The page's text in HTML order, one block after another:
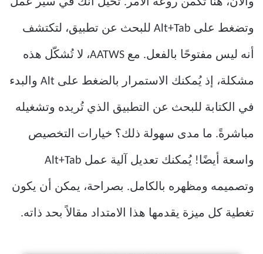
وتضغط على Alt+Tab للبحث عن تطبيق، لتكتشف
أنه ليس مفتوحًا بالفعل. مع AATWS، لا تُشكّل هذه
مشكلة، إذ يُمكنك الاستمرار بالضغط على Alt والبدء
في الكتابة للبحث عن التطبيق الذي تُريده وتشغيله
مباشرةً. ما مدى سهولة ذلك؟ خيارات التخصيص
واسعة أيضًا! يُمكنك تعديل آلية عمل Alt+Tab
وتصميمه ومظهره بالكامل. بصراحة، يمكن أن يكون
تغطية كل ميزة يقدمها هذا الامتداد مقالاً بحد ذاته.